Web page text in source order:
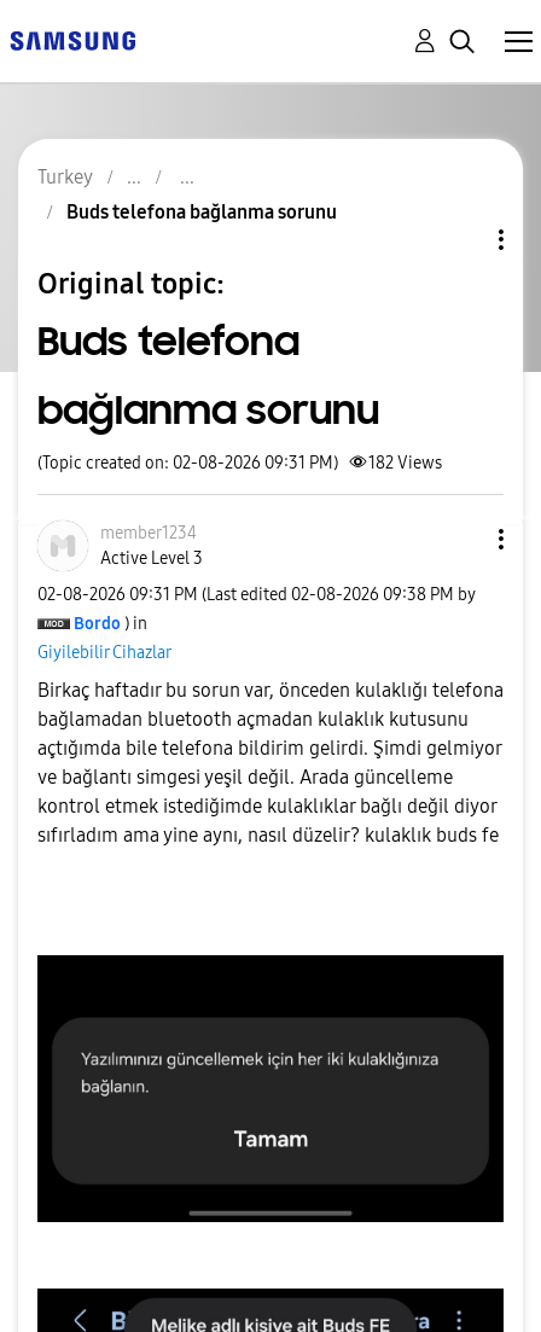
Turkey
Buds telefona bağlanma sorunu
Original topic:
Buds telefona
bağlanma sorunu
(Topic created on: 02-08-2026 09:31 PM) 182Views
member1234
Active Level 3
‎02-08-2026 09:31 PM (Last edited ‎02-08-2026 09:38 PM by
Bordo ) in
Giyilebilir Cihazlar
Birkaç haftadır bu sorun var, önceden kulaklığı telefona
bağlamadan bluetooth açmadan kulaklık kutusunu
açtığımda bile telefona bildirim gelirdi. Şimdi gelmiyor
ve bağlantı simgesi yeşil değil. Arada güncelleme
kontrol etmek istediğimde kulaklıklar bağlı değil diyor
sıfırladım ama yine aynı, nasıl düzelir? kulaklık buds fe